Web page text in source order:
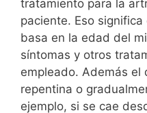
tratamiento para la
paciente. Eso
basa en la edad del
síntomas y otros
empleado. Además el
repentina o
ejemplo, si se cae